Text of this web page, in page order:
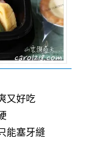
又好吃
能塞牙縫